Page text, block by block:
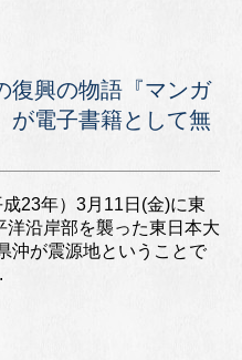
復興の物語『マンガ
が電子書籍として無
23年）3月11日(金)に東
洋沿岸部を襲った東日本大
沖が震源地ということで